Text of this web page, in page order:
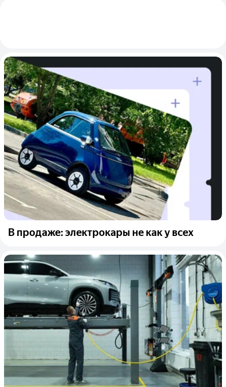
В продаже: электрокары не как у всех